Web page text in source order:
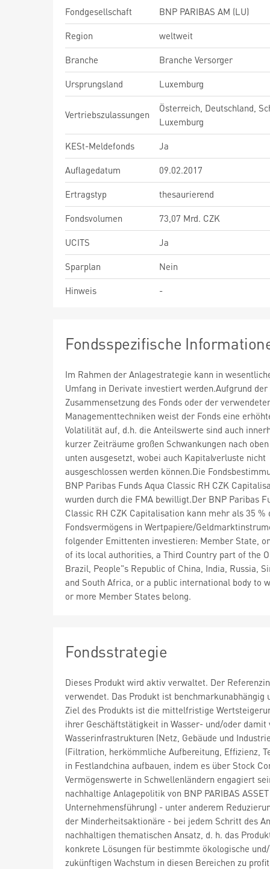
Fondgesellschaft
BNP PARIBAS AM (LU)
Region
weltweit
Branche
Branche Versorger
Ursprungsland
Luxemburg
Vertriebszulassungen
Österreich, Deutschland,
Luxemburg
KESt-Meldefonds
Ja
Auflagedatum
09.02.2017
Ertragstyp
thesaurierend
Fondsvolumen
73,07 Mrd. CZK
UCITS
Ja
Sparplan
Nein
Hinweis
-
Fondsspezifische
Im Rahmen der Anlagestrategie kann in
Umfang in Derivate investiert werden.Aufgrund der
Zusammensetzung des Fonds oder der
Managementtechniken weist der Fonds eine
Volatilität auf, d.h. die Anteilswerte sind auch
kurzer Zeiträume großen Schwankungen nach
unten ausgesetzt, wobei auch Kapitalverluste nicht
ausgeschlossen werden können.Die
BNP Paribas Funds Aqua Classic RH CZK
wurden durch die FMA bewilligt.Der BNP Paribas
Classic RH CZK Capitalisation kann mehr als 35 %
Fondsvermögens in Wertpapiere/
folgender Emittenten investieren: Member State,
of its local authorities, a Third Country part of the
Brazil, People"s Republic of China, India, Russia,
and South Africa, or a public international body to
or more Member States belong.
Fondsstrategie
Dieses Produkt wird aktiv verwaltet. Der
verwendet. Das Produkt ist
Ziel des Produkts ist die mittelfristige
ihrer Geschäftstätigkeit in Wasser- und/oder damit
Wasserinfrastrukturen (Netz, Gebäude und
(Filtration, herkömmliche Aufbereitung, Effizienz,
in Festlandchina aufbauen, indem es über Stock
Vermögenswerte in Schwellenländern engagiert
nachhaltige Anlagepolitik von BNP PARIBAS
Unternehmensführung) - unter anderem
der Minderheitsaktionäre - bei jedem Schritt des
nachhaltigen thematischen Ansatz, d. h. das
konkrete Lösungen für bestimmte ökologische
zukünftigen Wachstum in diesen Bereichen zu